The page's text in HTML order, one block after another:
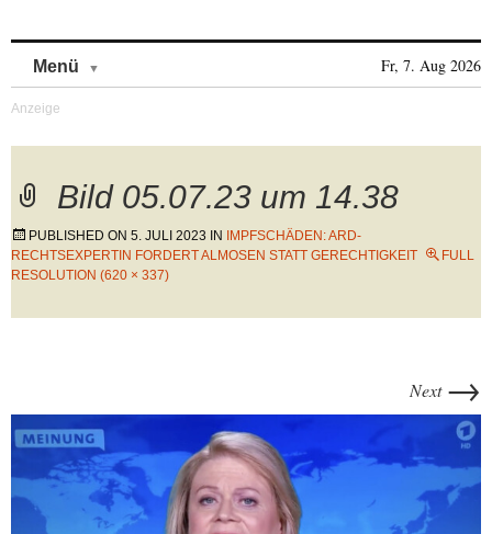
Menü Fr, 7. Aug 2026
Bild 05.07.23 um 14.38
PUBLISHED ON 5. JULI 2023 IN
IMPFSCHÄDEN: ARD-
RECHTSEXPERTIN FORDERT ALMOSEN STATT GERECHTIGKEIT
FULL
RESOLUTION (620 × 337)
Next →